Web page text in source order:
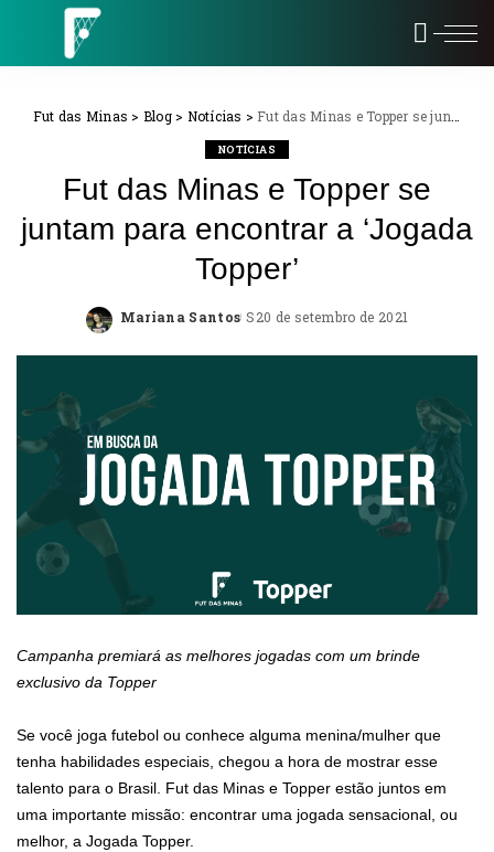
Fut das Minas > Blog> Notícias > Fut das Minas e Topper se juntam para encontrar a ‘Jogada Topper’
NOTÍCIAS
Fut das Minas e Topper se
juntam para encontrar a ‘Jogada
Topper’
Posted
Mariana Santos 20 de setembro de 2021
Campanha premiará as melhores jogadas com um brinde
exclusivo da Topper
Se você joga futebol ou conhece alguma menina/mulher que
tenha habilidades especiais, chegou a hora de mostrar esse
talento para o Brasil. Fut das Minas e Topper estão juntos em
uma importante missão: encontrar uma jogada sensacional, ou
melhor, a Jogada Topper.